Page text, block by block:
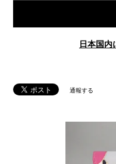
日本国内
通報する